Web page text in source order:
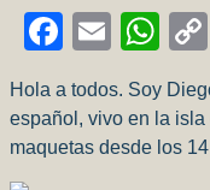
Email
Hola a todos. Soy
español, vivo en la
maquetas desde los